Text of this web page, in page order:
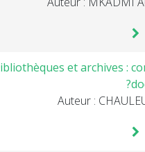
et archives :
Auteur :